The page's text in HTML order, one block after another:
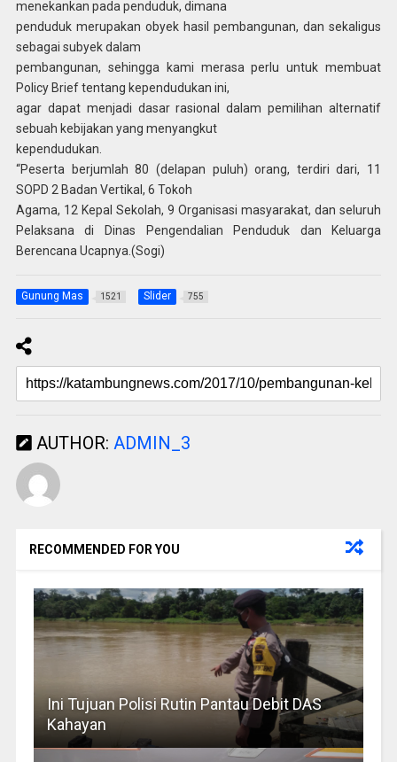
menekankan pada penduduk, dimana
penduduk merupakan obyek hasil pembangunan, dan sekaligus
sebagai subyek dalam
pembangunan, sehingga kami merasa perlu untuk membuat
Policy Brief tentang kependudukan ini,
agar dapat menjadi dasar rasional dalam pemilihan alternatif
sebuah kebijakan yang menyangkut
kependudukan.
“Peserta berjumlah 80 (delapan puluh) orang, terdiri dari, 11
SOPD 2 Badan Vertikal, 6 Tokoh
Agama, 12 Kepal Sekolah, 9 Organisasi masyarakat, dan seluruh
Pelaksana di Dinas Pengendalian Penduduk dan Keluarga
Berencana Ucapnya.(Sogi)
Gunung Mas 1521 Slider 755
AUTHOR: ADMIN_3
RECOMMENDED FOR YOU
Ini Tujuan Polisi Rutin Pantau Debit DAS
Kahayan